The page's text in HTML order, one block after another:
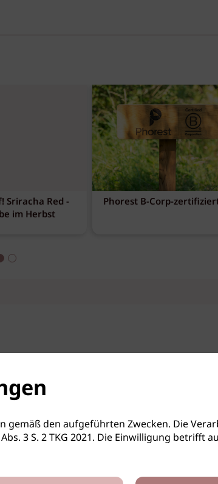
Sriracha Red -
im Herbst
Phorest B-Corp-
gemäß den aufgeführten Zwecken. Die
Abs. 3 S. 2 TKG 2021. Die Einwilligung